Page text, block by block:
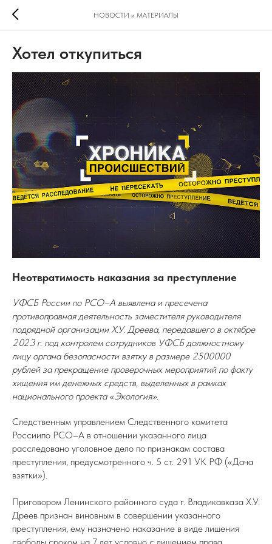
НОВОСТИ и МАТЕРИАЛЫ
Хотел откупиться
Неотвратимость наказания за преступление
УФСБ России по РСО–А выявлена и пресечена
противоправная деятельность заместителя руководителя
подрядной организации Х.У. Дреева, передавшего в октябре
2023 г. под контролем сотрудников УФСБ должностному
лицу органа безопасности взятку в размере 2500000
рублей за прекращение проверочных мероприятий по факту
хищения им денежных средств, выделенных в рамках
национального проекта «Экология».
Следственным управлением Следственного комитета
Россиипо РСО–А в отношении указанного лица
расследовано уголовное дело по признакам состава
преступления, предусмотренного ч. 5 ст. 291 УК РФ («Дача
взятки»).
Приговором Ленинского районного суда г. Владикавказа Х.У.
Дреев признан виновным в совершении указанного
преступления, ему назначено наказание в виде лишения